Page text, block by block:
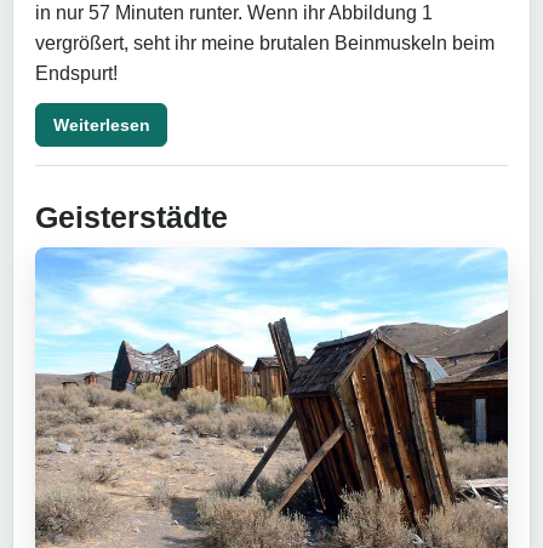
in nur 57 Minuten runter. Wenn ihr Abbildung 1
vergrößert, seht ihr meine brutalen Beinmuskeln beim
Endspurt!
Weiterlesen
Geisterstädte